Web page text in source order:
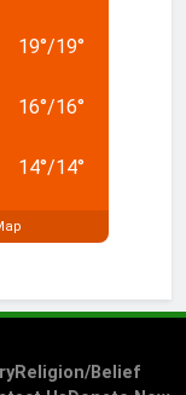
19°/19°
16°/16°
14°/14°
Religion/Belief